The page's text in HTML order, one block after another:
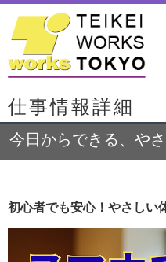
仕事情報詳細
今日からできる、やさ
初心者でも安心！やさしい